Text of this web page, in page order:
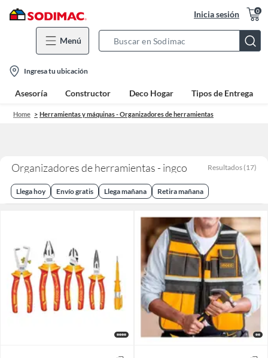
Inicia sesión 0
Menú
Bar
location-
icon
Ingresa tu ubicación
Asesoría Constructor Deco Hogar Tipos de Entrega
Home Herramientas y máquinas - Organizadores de herramientas
Organizadores de herramientas - ingco Resultados (17)
Llega hoy Envío gratis Llega mañana Retira mañana